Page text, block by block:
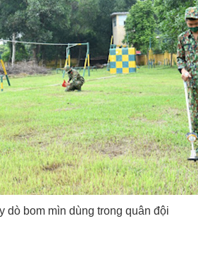
dò bom mìn dùng trong quân đội